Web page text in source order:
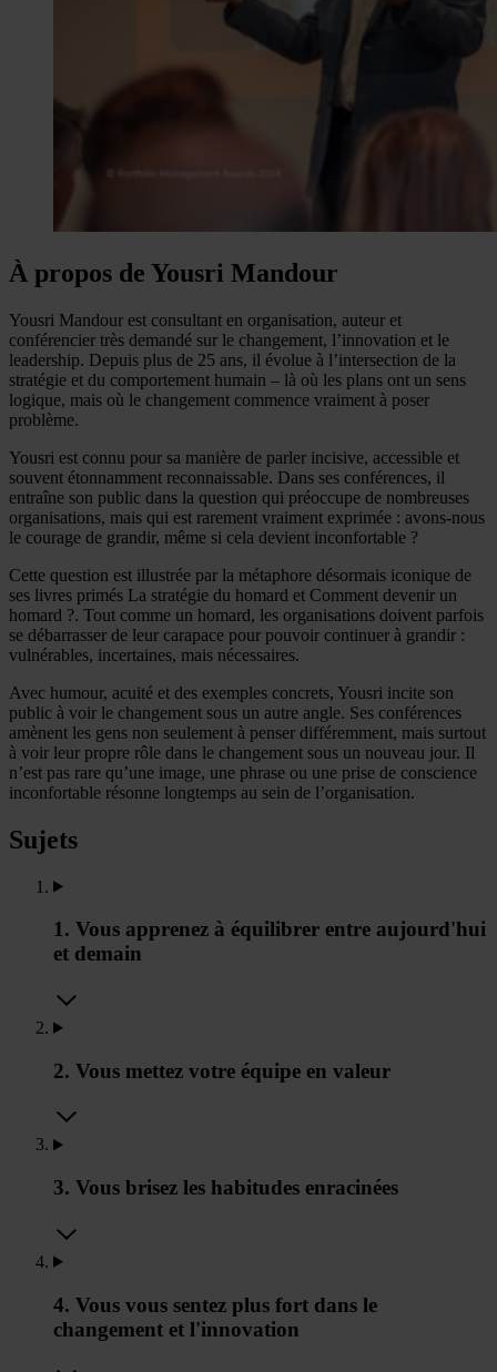
À propos de Yousri Mandour
Yousri Mandour est consultant en organisation, auteur et
conférencier très demandé sur le changement, l’innovation et le
leadership. Depuis plus de 25 ans, il évolue à l’intersection de la
stratégie et du comportement humain – là où les plans ont un sens
logique, mais où le changement commence vraiment à poser
problème.
Yousri est connu pour sa manière de parler incisive, accessible et
souvent étonnamment reconnaissable. Dans ses conférences, il
entraîne son public dans la question qui préoccupe de nombreuses
organisations, mais qui est rarement vraiment exprimée : avons-nous
le courage de grandir, même si cela devient inconfortable ?
Cette question est illustrée par la métaphore désormais iconique de
ses livres primés La stratégie du homard et Comment devenir un
homard ?. Tout comme un homard, les organisations doivent parfois
se débarrasser de leur carapace pour pouvoir continuer à grandir :
vulnérables, incertaines, mais nécessaires.
Avec humour, acuité et des exemples concrets, Yousri incite son
public à voir le changement sous un autre angle. Ses conférences
amènent les gens non seulement à penser différemment, mais surtout
à voir leur propre rôle dans le changement sous un nouveau jour. Il
n’est pas rare qu’une image, une phrase ou une prise de conscience
inconfortable résonne longtemps au sein de l’organisation.
Sujets
1. Vous apprenez à équilibrer entre aujourd'hui
et demain
2. Vous mettez votre équipe en valeur
3. Vous brisez les habitudes enracinées
4. Vous vous sentez plus fort dans le
changement et l'innovation